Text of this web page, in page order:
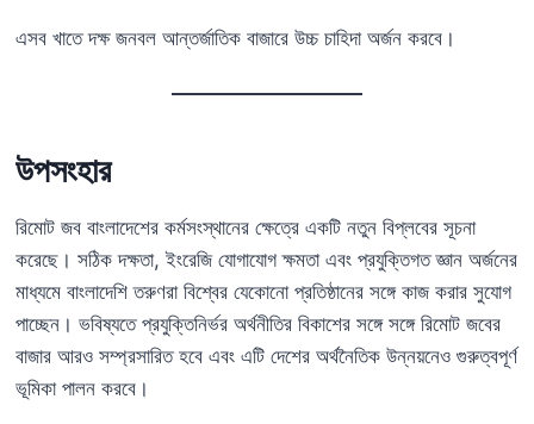
এসব খাতে দক্ষ জনবল আন্তর্জাতিক বাজারে উচ্চ চাহিদা অর্জন করবে।
উপসংহার
রিমোট জব বাংলাদেশের কর্মসংস্থানের ক্ষেত্রে একটি নতুন বিপ্লবের সূচনা
করেছে। সঠিক দক্ষতা, ইংরেজি যোগাযোগ ক্ষমতা এবং প্রযুক্তিগত জ্ঞান অর্জনের
মাধ্যমে বাংলাদেশি তরুণরা বিশ্বের যেকোনো প্রতিষ্ঠানের সঙ্গে কাজ করার সুযোগ
পাচ্ছেন। ভবিষ্যতে প্রযুক্তিনির্ভর অর্থনীতির বিকাশের সঙ্গে সঙ্গে রিমোট জবের
বাজার আরও সম্প্রসারিত হবে এবং এটি দেশের অর্থনৈতিক উন্নয়নেও গুরুত্বপূর্ণ
ভূমিকা পালন করবে।